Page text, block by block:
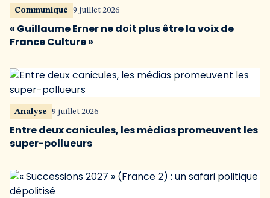
Communiqué 9 juillet 2026
« Guillaume Erner ne doit plus être la voix de
France Culture »
Analyse 9 juillet 2026
Entre deux canicules, les médias promeuvent les
super-pollueurs